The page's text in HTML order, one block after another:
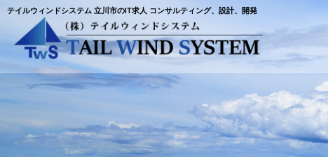
テイルウィンドシステム 立川市のIT求人 コンサルティング、設計、開発